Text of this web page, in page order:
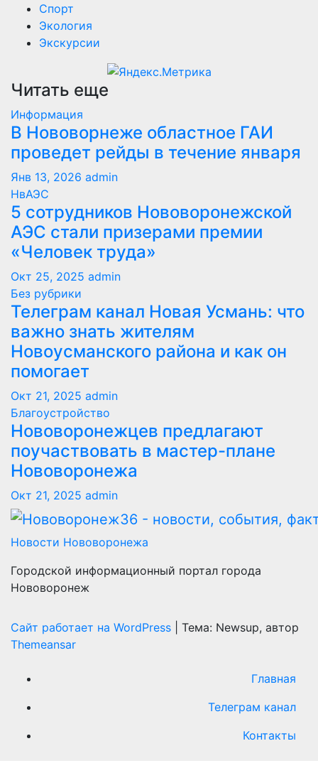
Спорт
Экология
Экскурсии
Читать еще
Информация
В Нововорнеже областное ГАИ
проведет рейды в течение января
Янв 13, 2026 admin
НвАЭС
5 сотрудников Нововоронежской
АЭС стали призерами премии
«Человек труда»
Окт 25, 2025 admin
Без рубрики
Телеграм канал Новая Усмань: что
важно знать жителям
Новоусманского района и как он
помогает
Окт 21, 2025 admin
Благоустройство
Нововоронежцев предлагают
поучаствовать в мастер-плане
Нововоронежа
Окт 21, 2025 admin
Новости Нововоронежа
Городской информационный портал города
Нововоронеж
Сайт работает на WordPress
Тема: Newsup, автор
Themeansar
Главная
Телеграм канал
Контакты